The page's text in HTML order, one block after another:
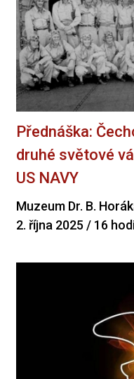
Přednáška:
druhé světové
US NAVY
Muzeum Dr. B.
2. října 2025 / 16